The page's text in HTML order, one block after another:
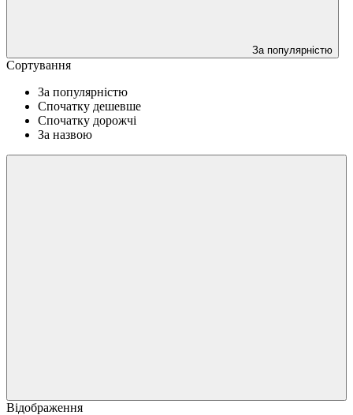
За популярністю
Сортування
За популярністю
Спочатку дешевше
Спочатку дорожчі
За назвою
Відображення